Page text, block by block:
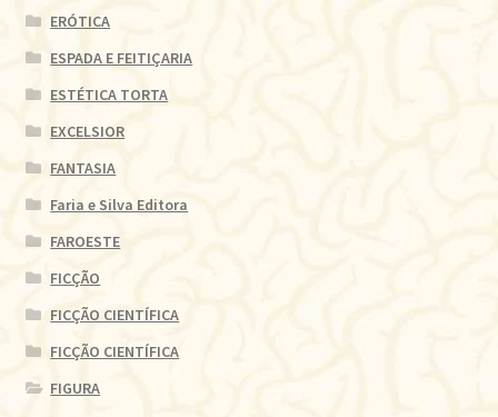
ERÓTICA
ESPADA E FEITIÇARIA
ESTÉTICA TORTA
EXCELSIOR
FANTASIA
Faria e Silva Editora
FAROESTE
FICÇÃO
FICÇÃO CIENTÍFICA
FICÇÃO CIENTÍFICA
FIGURA